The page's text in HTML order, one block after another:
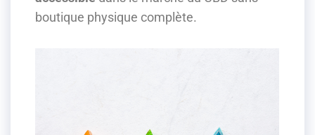
boutique physique complète.